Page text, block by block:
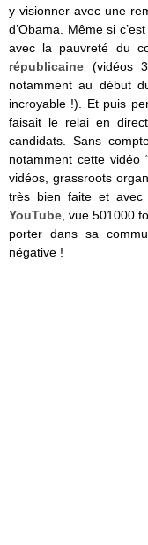
y visionner avec une
d’Obama. Même si
avec la pauvreté du
républicaine (vidéos
notamment au début
incroyable !). Et puis
faisait le relai en
candidats. Sans
notamment cette vidéo
vidéos, grassroots
très bien faite et avec
YouTube , vue 501000
porter dans sa
négative !